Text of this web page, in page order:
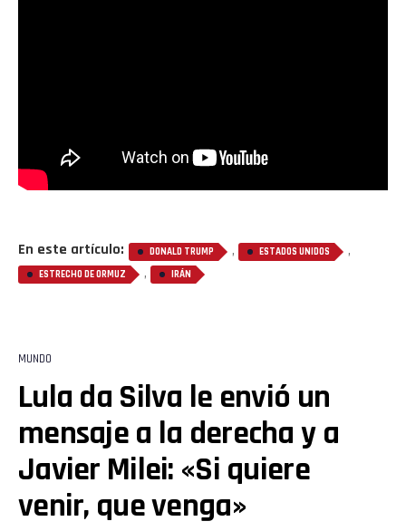
En este artículo: DONALD TRUMP , ESTADOS UNIDOS ,
ESTRECHO DE ORMUZ , IRÁN
MUNDO
Lula da Silva le envió un
mensaje a la derecha y a
Javier Milei: «Si quiere
venir, que venga»